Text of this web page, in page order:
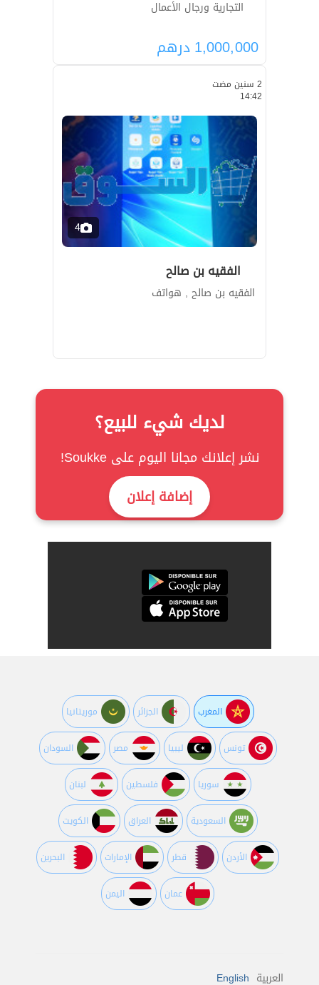
التجارية ورجال الأعمال
1,000,000درهم
2 سنين مضت
14:42
4
الفقيه بن صالح
الفقيه بن صالح , هواتف
لديك شيء للبيع؟
نشر إعلانك مجانا اليوم على Soukke!
إضافة إعلان
المغرب الجزائر موريتانيا
تونس ليبيا مصر السودان
سوريا فلسطين لبنان
السعودية العراق الكويت
اﻷردن قطر اﻹمارات البحرين
عمان اليمن
العربية English